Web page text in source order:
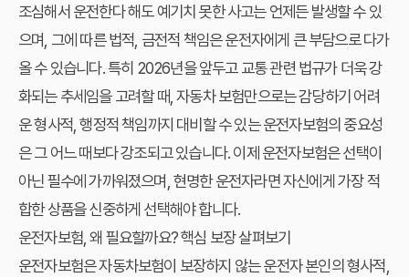
조심해서 운전한다 해도 예기치 못한 사고는 언제든 발생할 수 있
으며, 그에 따른 법적, 금전적 책임은 운전자에게 큰 부담으로 다가
올 수 있습니다. 특히 2026년을 앞두고 교통 관련 법규가 더욱 강
화되는 추세임을 고려할 때, 자동차 보험만으로는 감당하기 어려
운 형사적, 행정적 책임까지 대비할 수 있는 운전자보험의 중요성
은 그 어느 때보다 강조되고 있습니다. 이제 운전자보험은 선택이
아닌 필수에 가까워졌으며, 현명한 운전자라면 자신에게 가장 적
합한 상품을 신중하게 선택해야 합니다.
운전자보험, 왜 필요할까요? 핵심 보장 살펴보기
운전자보험은 자동차보험이 보장하지 않는 운전자 본인의 형사적,